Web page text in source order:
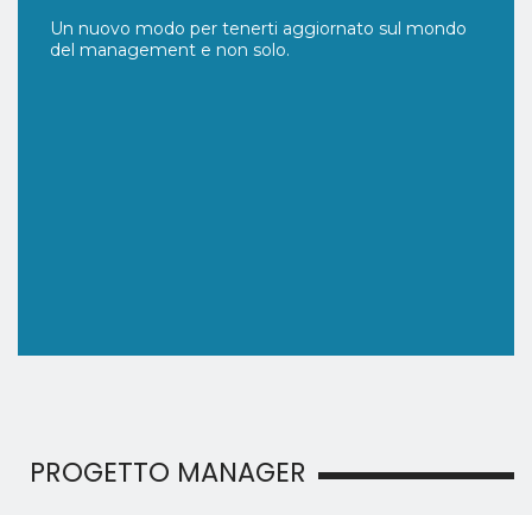
Un nuovo modo per tenerti aggiornato sul mondo
del management e non solo.
PROGETTO MANAGER